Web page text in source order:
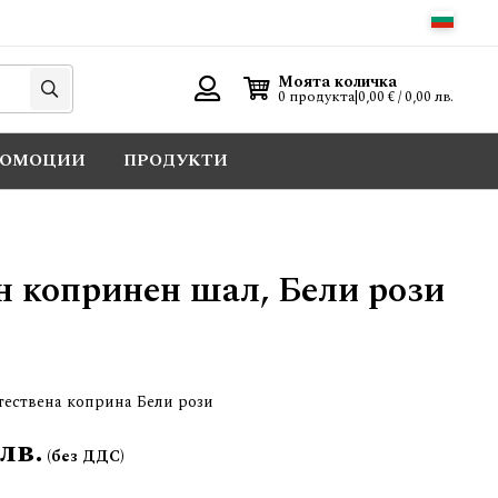
Търси
Моята количка
0 продукта|0,00 € / 0,00 лв.
ПРОДУКТИ
копринен шал, Бели рози
коприна Бели рози